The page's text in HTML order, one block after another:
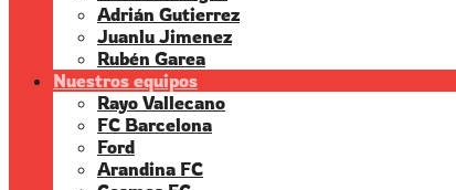
Adrián Gutierrez
Juanlu Jimenez
Rubén Garea
Nuestros equipos
Rayo Vallecano
FC Barcelona
Ford
Arandina FC